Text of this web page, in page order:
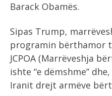
Barack Obamës.
Sipas Trump,
programin bërthamor
JCPOA (Marrëveshja
ishte “e dëmshme”
Iranit drejt armëve